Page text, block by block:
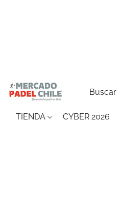
TIENDA CYBER 2026